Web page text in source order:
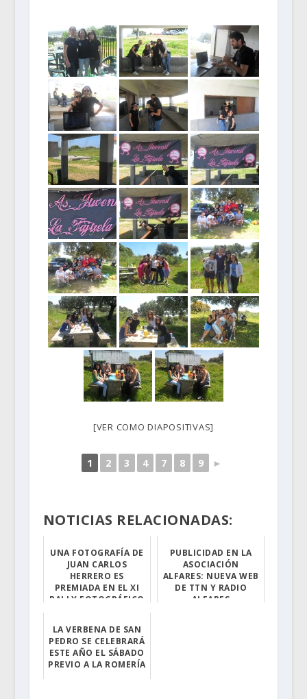
[VER COMO DIAPOSITIVAS]
1 2 3 4 7 8 9 ►
NOTICIAS RELACIONADAS:
UNA FOTOGRAFÍA DE
JUAN CARLOS
HERRERO ES
PREMIADA EN EL XI
RALLY FOTOGRÁFICO
Torrejoncillano...
PUBLICIDAD EN LA
ASOCIACIÓN
ALFARES: NUEVA WEB
DE TTN Y RADIO
ALFARES
LA VERBENA DE SAN
PEDRO SE CELEBRARÁ
ESTE AÑO EL SÁBADO
PREVIO A LA ROMERÍA